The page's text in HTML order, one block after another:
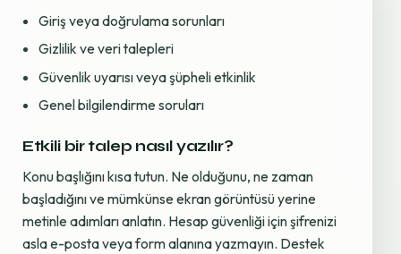
Giriş veya doğrulama sorunları
Gizlilik ve veri talepleri
Güvenlik uyarısı veya şüpheli etkinlik
Genel bilgilendirme soruları
Etkili bir talep nasıl yazılır?
Konu başlığını kısa tutun. Ne olduğunu, ne zaman
başladığını ve mümkünse ekran görüntüsü yerine
metinle adımları anlatın. Hesap güvenliği için şifrenizi
asla e-posta veya form alanına yazmayın. Destek